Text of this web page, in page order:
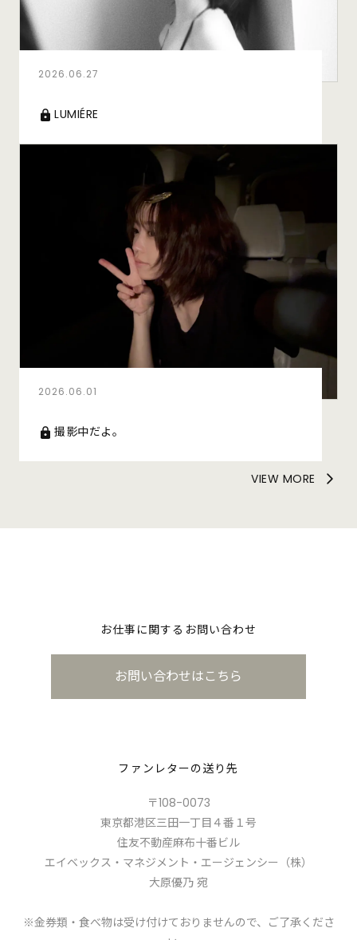
2026.06.27
LUMIÉRE
2026.06.01
撮影中だよ。
VIEW MORE
お仕事に関するお問い合わせ
お問い合わせはこちら
ファンレターの送り先
〒108-0073
東京都港区三田一丁目４番１号
住友不動産麻布十番ビル
エイベックス・マネジメント・エージェンシー（株）
大原優乃 宛
※金券類・食べ物は受け付けておりませんので、ご了承くださ